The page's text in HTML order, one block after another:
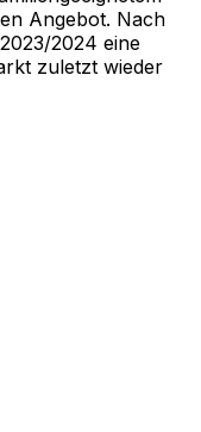
Angebot. Nach
2024 eine
zuletzt wieder